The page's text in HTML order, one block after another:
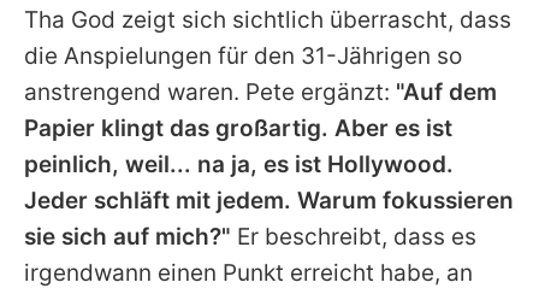
Tha God zeigt sich sichtlich überrascht, dass
die Anspielungen für den 31-Jährigen so
anstrengend waren. Pete ergänzt: "Auf dem
Papier klingt das großartig. Aber es ist
peinlich, weil... na ja, es ist Hollywood.
Jeder schläft mit jedem. Warum fokussieren
sie sich auf mich?" Er beschreibt, dass es
irgendwann einen Punkt erreicht habe, an